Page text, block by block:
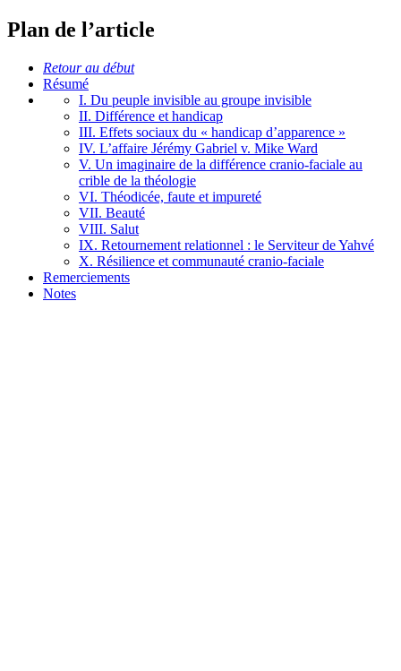
Plan de l’article
Retour au début
Résumé
I. Du peuple invisible au groupe invisible
II. Différence et handicap
III. Effets sociaux du « handicap d’apparence »
IV. L’affaire Jérémy Gabriel v. Mike Ward
V. Un imaginaire de la différence cranio-faciale au
crible de la théologie
VI. Théodicée, faute et impureté
VII. Beauté
VIII. Salut
IX. Retournement relationnel : le Serviteur de Yahvé
X. Résilience et communauté cranio-faciale
Remerciements
Notes